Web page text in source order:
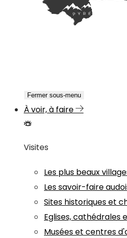
Fermer sous-menu
À voir, à faire
Visites
Les plus beaux
Les savoir-faire
Sites historiques et
Eglises, cathédrales
Musées et centres